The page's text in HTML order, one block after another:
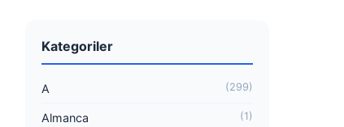
Kategoriler
A (299)
Almanca (1)